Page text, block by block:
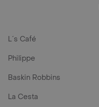
L´s Café
Philippe
Baskin Robbins
La Cesta